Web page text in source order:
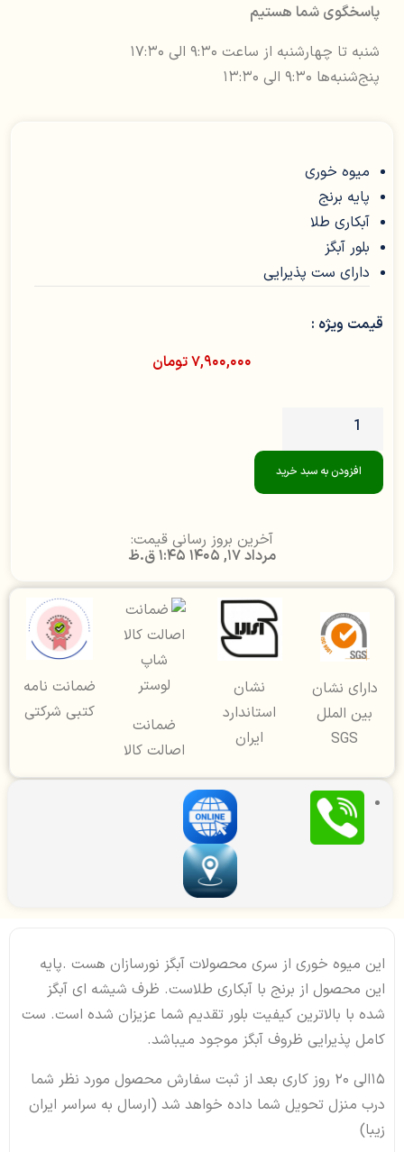
پاسخگوی شما هستیم
شنبه تا چهارشنبه از ساعت ۹:۳۰ الی ۱۷:۳۰
پنج‌شنبه‌ها ۹:۳۰ الی ۱۳:۳۰
میوه خوری
پایه برنج
آبکاری طلا
بلور آبگز
دارای ست پذیرایی
قیمت ویژه :
۷,۹۰۰,۰۰۰تومان
افزودن به سبد خرید
آخرین بروز رسانی قیمت:
مرداد 17, 1405 1:45 ق.ظ
دارای نشان
بین الملل
SGS
نشان
استاندارد
ایران
ضمانت
اصالت کالا
ضمانت نامه
کتبی شرکتی
این میوه خوری از سری محصولات آبگز نورسازان هست .پایه
این محصول از برنج با آبکاری طلاست. ظرف شیشه ای آبگز
شده با بالاترین کیفیت بلور تقدیم شما عزیزان شده است. ست
کامل پذیرایی ظروف آبگز موجود میباشد.
15الی 20 روز کاری بعد از ثبت سفارش محصول مورد نظر شما
درب منزل تحویل شما داده خواهد شد (ارسال به سراسر ایران
زیبا)